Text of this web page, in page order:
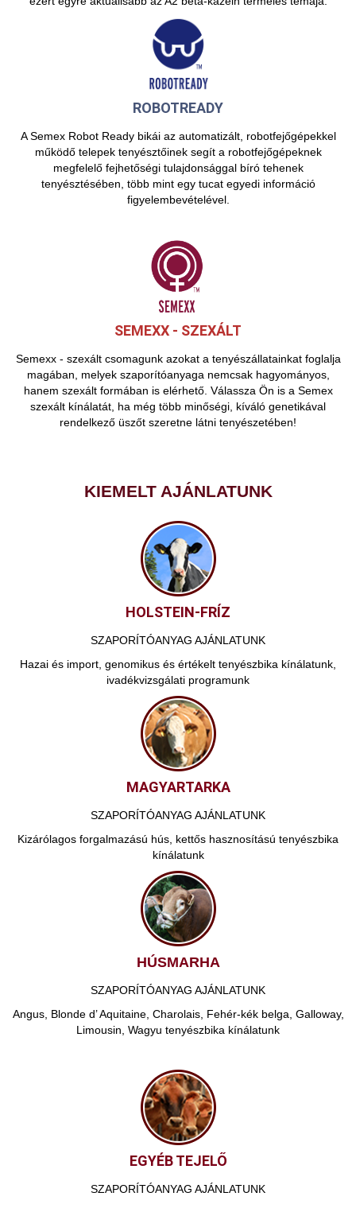
ROBOTREADY
A Semex Robot Ready bikái az automatizált, robotfejőgépekkel
működő telepek tenyésztőinek segít a robotfejőgépeknek
megfelelő fejhetőségi tulajdonsággal bíró tehenek
tenyésztésében, több mint egy tucat egyedi információ
figyelembevételével.
SEMEXX - SZEXÁLT
Semexx - szexált csomagunk azokat a tenyészállatainkat foglalja
magában, melyek szaporítóanyaga nemcsak hagyományos,
hanem szexált formában is elérhető. Válassza Ön is a Semex
szexált kínálatát, ha még több minőségi, kíváló genetikával
rendelkező üszőt szeretne látni tenyészetében!
KIEMELT AJÁNLATUNK
HOLSTEIN-FRÍZ
SZAPORÍTÓANYAG AJÁNLATUNK
Hazai és import, genomikus és értékelt tenyészbika kínálatunk,
ivadékvizsgálati programunk
MAGYARTARKA
SZAPORÍTÓANYAG AJÁNLATUNK
Kizárólagos forgalmazású hús, kettős hasznosítású tenyészbika
kínálatunk
HÚSMARHA
SZAPORÍTÓANYAG AJÁNLATUNK
Angus, Blonde d’ Aquitaine, Charolais, Fehér-kék belga, Galloway,
Limousin, Wagyu tenyészbika kínálatunk
EGYÉB TEJELŐ
SZAPORÍTÓANYAG AJÁNLATUNK